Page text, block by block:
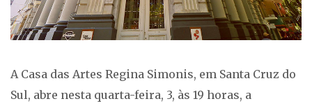
A Casa das Artes Regina Simonis, em Santa Cruz do
Sul, abre nesta quarta-feira, 3, às 19 horas, a